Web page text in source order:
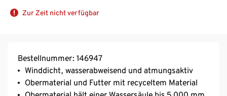
Zur Zeit nicht verfügbar
Bestellnummer: 146947
Winddicht, wasserabweisend und atmungsaktiv
Obermaterial und Futter mit recyceltem Material